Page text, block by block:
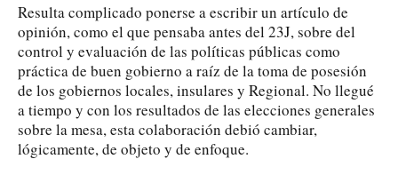
Resulta complicado ponerse a escribir un artículo de
opinión, como el que pensaba antes del 23J, sobre del
control y evaluación de las políticas públicas como
práctica de buen gobierno a raíz de la toma de posesión
de los gobiernos locales, insulares y Regional. No llegué
a tiempo y con los resultados de las elecciones generales
sobre la mesa, esta colaboración debió cambiar,
lógicamente, de objeto y de enfoque.